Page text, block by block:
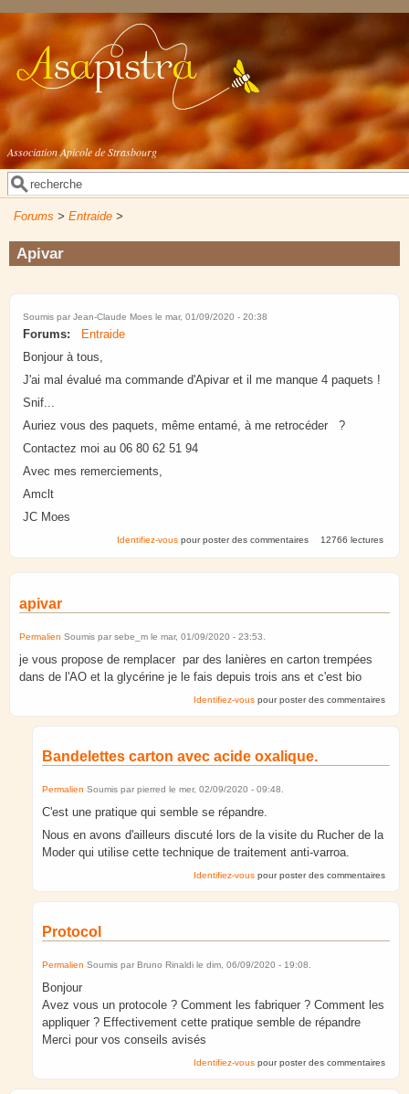
Aller au contenu principal
Association Apicole de Strasbourg
Formulaire de recherche
Rechercher
Forums > Entraide >
Apivar
Soumis par Jean-Claude Moes le mar, 01/09/2020 - 20:38
Forums:
Entraide
Bonjour à tous,
J'ai mal évalué ma commande d'Apivar et il me manque 4 paquets !
Snif...
Auriez vous des paquets, même entamé, à me retrocéder ?
Contactez moi au 06 80 62 51 94
Avec mes remerciements,
Amclt
JC Moes
Identifiez-vous pour poster des commentaires 12766 lectures
apivar
Permalien Soumis par sebe_m le mar, 01/09/2020 - 23:53
je vous propose de remplacer par des lanières en carton trempées
dans de l'AO et la glycérine je le fais depuis trois ans et c'est bio
Identifiez-vous pour poster des commentaires
Bandelettes carton avec acide oxalique.
Permalien Soumis par pierred le mer, 02/09/2020 - 09:48
C'est une pratique qui semble se répandre.
Nous en avons d'ailleurs discuté lors de la visite du Rucher de la
Moder qui utilise cette technique de traitement anti-varroa.
Identifiez-vous pour poster des commentaires
Protocol
Permalien Soumis par Bruno Rinaldi le dim, 06/09/2020 - 19:08
Bonjour
Avez vous un protocole ? Comment les fabriquer ? Comment les
appliquer ? Effectivement cette pratique semble de répandre
Merci pour vos conseils avisés
Identifiez-vous pour poster des commentaires